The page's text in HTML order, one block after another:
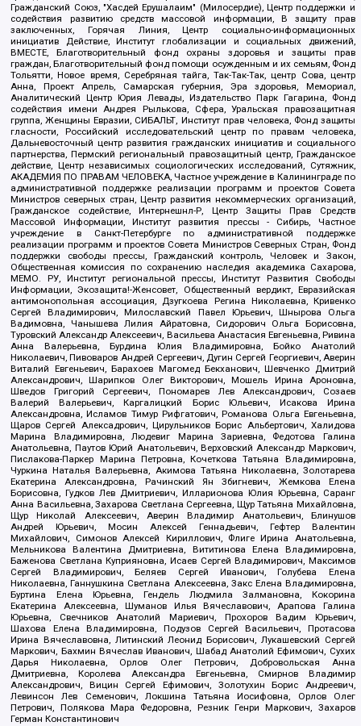
Гражданский Союз, "Хасдей Ерушалаим" (Милосердие), Центр поддержки и
содействия развитию средств массовой информации, В защиту прав
заключенных, Горячая Линия, Центр социально-информационных
инициатив Действие, Институт глобализации и социальных движений,
ВМЕСТЕ, Благотворительный фонд охраны здоровья и защиты прав
граждан, Благотворительный фонд помощи осужденным и их семьям, Фонд
Тольятти, Новое время, Серебряная тайга, Так-Так-Так, центр Сова, центр
Анна, Проект Апрель, Самарская губерния, Эра здоровья, Мемориал,
Аналитический Центр Юрия Левады, Издательство Парк Гагарина, Фонд
содействия имени Андрея Рылькова, Сфера, Уральская правозащитная
группа, Женщины Евразии, СИБАЛЬТ, Институт прав человека, Фонд защиты
гласности, Российский исследовательский центр по правам человека,
Дальневосточный центр развития гражданских инициатив и социального
партнерства, Пермский региональный правозащитный центр, Гражданское
действие, Центр независимых социологических исследований, Сутяжник,
АКАДЕМИЯ ПО ПРАВАМ ЧЕЛОВЕКА, Частное учреждение в Калининграде по
административной поддержке реализации программ и проектов Совета
Министров северных стран, Центр развития некоммерческих организаций,
Гражданское содействие, Интернешнл-Р, Центр Защиты Прав Средств
Массовой Информации, Институт развития прессы - Сибирь, Частное
учреждение в Санкт-Петербурге по административной поддержке
реализации программ и проектов Совета Министров Северных Стран, Фонд
поддержки свободы прессы, Гражданский контроль, Человек и Закон,
Общественная комиссия по сохранению наследия академика Сахарова,
МЕМО. РУ, Институт региональной прессы, Институт Развития Свободы
Информации, Экозащита!-Женсовет, Общественный вердикт, Евразийская
антимонопольная ассоциация, Дзугкоева Регина Николаевна, Кривенко
Сергей Владимирович, Милославский Павел Юрьевич, Шнырова Ольга
Вадимовна, Чанышева Лилия Айратовна, Сидорович Ольга Борисовна,
Туровский Александр Алексеевич, Васильева Анастасия Евгеньевна, Ривина
Анна Валерьевна, Бурдина Юлия Владимировна, Бойко Анатолий
Николаевич, Пивоваров Андрей Сергеевич, Дугин Сергей Георгиевич, Аверин
Виталий Евгеньевич, Барахоев Магомед Бекханович, Шевченко Дмитрий
Александрович, Шарипков Олег Викторович, Мошель Ирина Ароновна,
Шведов Григорий Сергеевич, Пономарев Лев Александрович, Созаев
Валерий Валерьевич, Каргалицкий Борис Юльевич, Исакова Ирина
Александровна, Исламов Тимур Рифгатович, Романова Ольга Евгеньевна,
Щаров Сергей Алексадрович, Цирульников Борис Альбертович, Халидова
Марина Владимировна, Людевиг Марина Зариевна, Федотова Галина
Анатольевна, Паутов Юрий Анатольевич, Верховский Александр Маркович,
Пислакова-Паркер Марина Петровна, Кочеткова Татьяна Владимировна,
Чуркина Наталья Валерьевна, Акимова Татьяна Николаевна, Золотарева
Екатерина Александровна, Рачинский Ян Збигневич, Жемкова Елена
Борисовна, Гудков Лев Дмитриевич, Илларионова Юлия Юрьевна, Саранг
Анна Васильевна, Захарова Светлана Сергеевна, Щур Татьяна Михайловна,
Щур Николай Алексеевич, Аверин Владимир Анатольевич, Блинушов
Андрей Юрьевич, Мосин Алексей Геннадьевич, Гефтер Валентин
Михайлович, Симонов Алексей Кириллович, Флиге Ирина Анатольевна,
Мельникова Валентина Дмитриевна, Вититинова Елена Владимировна,
Баженова Светлана Куприяновна, Исаев Сергей Владимирович, Максимов
Сергей Владимирович, Беляев Сергей Иванович, Голубева Елена
Николаевна, Ганнушкина Светлана Алексеевна, Закс Елена Владимировна,
Буртина Елена Юрьевна, Гендель Людмила Залмановна, Кокорина
Екатерина Алексеевна, Шуманов Илья Вячеславович, Арапова Галина
Юрьевна, Свечников Анатолий Мариевич, Прохоров Вадим Юрьевич,
Шахова Елена Владимировна, Подузов Сергей Васильевич, Протасова
Ирина Вячеславовна, Литинский Леонид Борисович, Лукашевский Сергей
Маркович, Бахмин Вячеслав Иванович, Шабад Анатолий Ефимович, Сухих
Дарья Николаевна, Орлов Олег Петрович, Добровольская Анна
Дмитриевна, Королева Александра Евгеньевна, Смирнов Владимир
Александрович, Вицин Сергей Ефимович, Золотухин Борис Андреевич,
Левинсон Лев Семенович, Локшина Татьяна Иосифовна, Орлов Олег
Петрович, Полякова Мара Федоровна, Резник Генри Маркович, Захаров
Герман Константинович